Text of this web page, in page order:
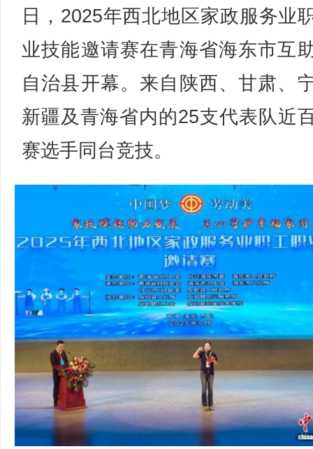
日，2025年西北地区家政服务业
业技能邀请赛在青海省海东市互
自治县开幕。来自陕西、甘肃、
新疆及青海省内的25支代表队近
赛选手同台竞技。